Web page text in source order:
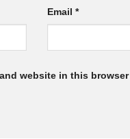
Email *
website in this